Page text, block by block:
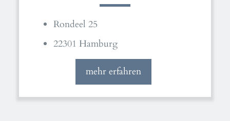
Rondeel 25
22301 Hamburg
mehr erfahren